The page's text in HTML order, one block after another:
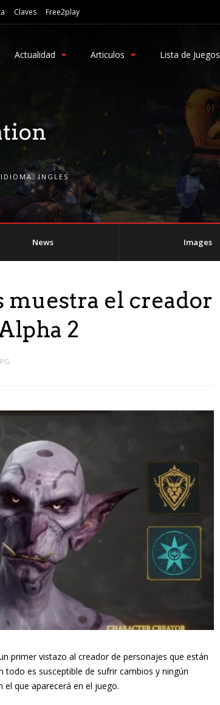
Claves Free2play
Actualidad Articulos Lista de Juegos
IDIOMA:INGLES
News Images
muestra el creador
2
primer vistazo al creador de personajes que están
todo es susceptible de sufrir cambios y ningún
que aparecerá en el juego.